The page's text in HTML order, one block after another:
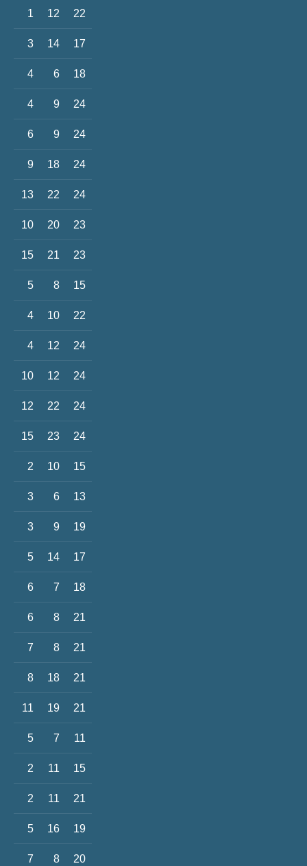
1 12 22
3 14 17
4 6 18
4 9 24
6 9 24
9 18 24
13 22 24
10 20 23
15 21 23
5 8 15
4 10 22
4 12 24
10 12 24
12 22 24
15 23 24
2 10 15
3 6 13
3 9 19
5 14 17
6 7 18
6 8 21
7 8 21
8 18 21
11 19 21
5 7 11
2 11 15
2 11 21
5 16 19
7 8 20